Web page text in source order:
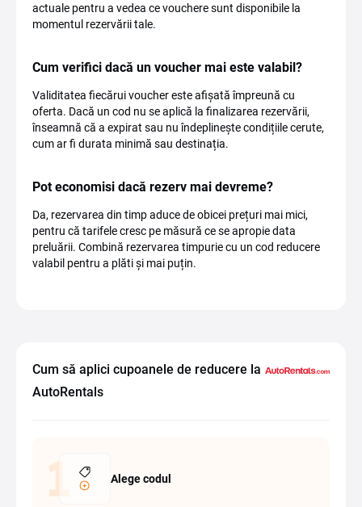
actuale pentru a vedea ce vouchere sunt disponibile la
momentul rezervării tale.
Cum verifici dacă un voucher mai este valabil?
Validitatea fiecărui voucher este afișată împreună cu
oferta. Dacă un cod nu se aplică la finalizarea rezervării,
înseamnă că a expirat sau nu îndeplinește condițiile cerute,
cum ar fi durata minimă sau destinația.
Pot economisi dacă rezerv mai devreme?
Da, rezervarea din timp aduce de obicei prețuri mai mici,
pentru că tarifele cresc pe măsură ce se apropie data
preluării. Combină rezervarea timpurie cu un cod reducere
valabil pentru a plăti și mai puțin.
Cum să aplici cupoanele de reducere la
AutoRentals
Alege codul